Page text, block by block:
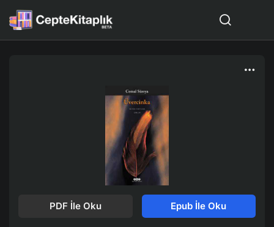
PDF İle Oku Epub İle Oku